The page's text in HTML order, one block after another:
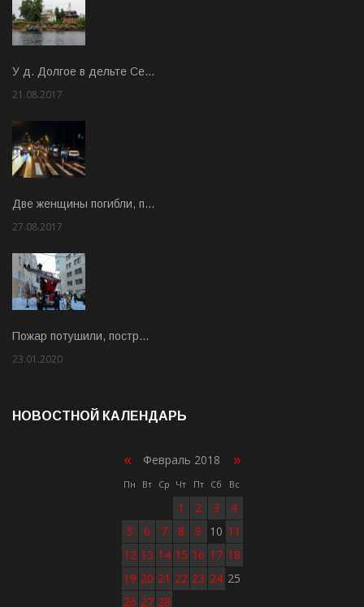
У д. Долгое в дельте Се…
21.08.2017
Две женщины погибли, п…
27.08.2017
Пожар потушили, постр…
23.01.2020
НОВОСТНОЙ КАЛЕНДАРЬ
« Февраль 2018 »
Пн Вт Ср Чт Пт Сб Вс
1 2 3
4
5
6 7 8 9 10 11
12 13 14 15 16 17 18
19 20 21 22 23 24 25
26 27 28